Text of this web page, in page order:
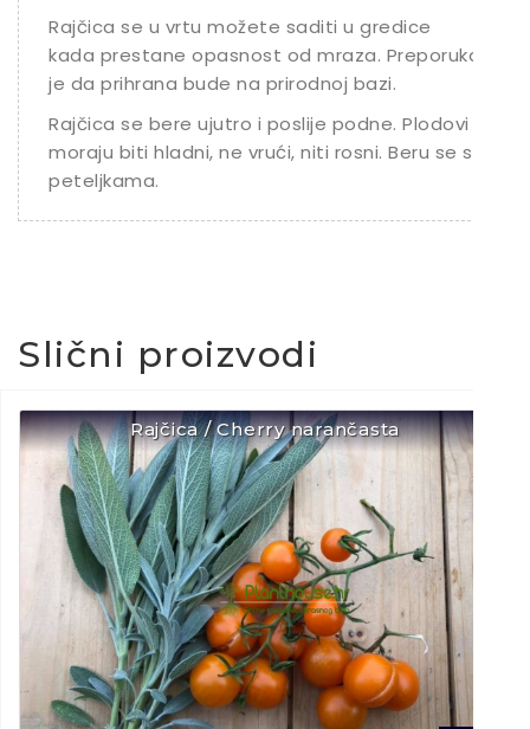
Rajčica se u vrtu možete saditi u gredice
kada prestane opasnost od mraza. Preporuka
je da prihrana bude na prirodnoj bazi.
Rajčica se bere ujutro i poslije podne. Plodovi
moraju biti hladni, ne vrući, niti rosni. Beru se s
peteljkama.
Slični proizvodi
Rajčica / Cherry narančasta